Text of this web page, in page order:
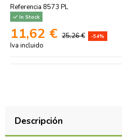
Referencia 8573 PL
In Stock
11,62 € 25,26 € -54%
Iva incluido
Descripción